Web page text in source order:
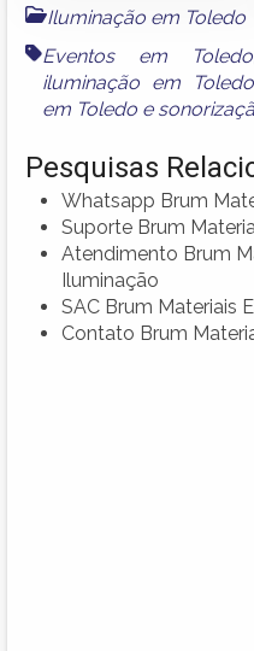
Iluminação em Toledo
Eventos em Toledo
iluminação em Toledo
em Toledo e
Pesquisas
Whatsapp Brum
Suporte Brum
Atendimento Brum
Iluminação
SAC Brum Materiais
Contato Brum